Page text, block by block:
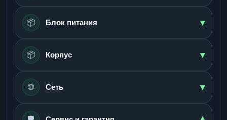
📦 Блок питания ▾
📦 Корпус ▾
🌐 Сеть ▾